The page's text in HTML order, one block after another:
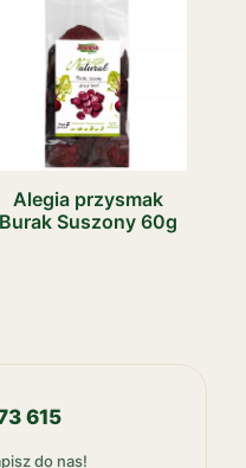
Alegia przysmak
Burak Suszony 60g
615
do nas!